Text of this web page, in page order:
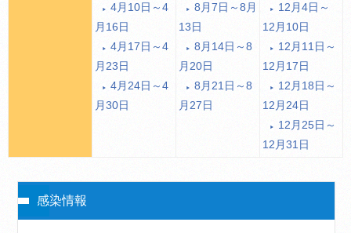
4月10日～4
月16日
4月17日～4
月23日
4月24日～4
月30日
8月7日～8月
13日
8月14日～8
月20日
8月21日～8
月27日
12月4日～
12月10日
12月11日～
12月17日
12月18日～
12月24日
12月25日～
12月31日
感染情報